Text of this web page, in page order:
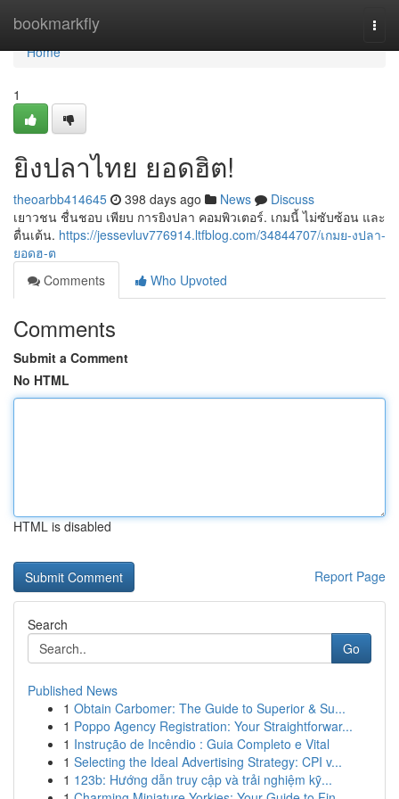
bookmarkfly
Home
Home
1
ยิงปลาไทย ยอดฮิต!
theoarbb414645 398 days ago News
Discuss
เยาวชน ชื่นชอบ เพียบ การยิงปลา คอมพิวเตอร์. เกมนี้ ไม่ซับซ้อน และ
ตื่นเต้น. https://jessevluv776914.ltfblog.com/34844707/เกมย-งปลา-
ยอดฮ-ต
Comments
Who Upvoted
Comments
Submit a Comment
No HTML
HTML is disabled
Report Page
Search
Go
Published News
1 Obtain Carbomer: The Guide to Superior & Su...
1 Poppo Agency Registration: Your Straightforwar...
1 Instrução de Incêndio : Guia Completo e Vital
1 Selecting the Ideal Advertising Strategy: CPI v...
1 123b: Hướng dẫn truy cập và trải nghiệm kỹ...